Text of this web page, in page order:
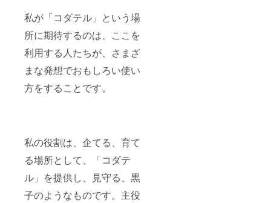
私が「コダテル」という場
所に期待するのは、ここを
利用する人たちが、さまざ
まな発想でおもしろい使い
方をすることです。
私の役割は、企てる、育て
る場所として、「コダテ
ル」を提供し、見守る、黒
子のようなものです。主役